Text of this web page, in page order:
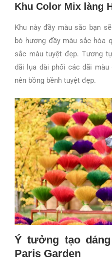
Khu Color Mix làng
Khu này đầy màu sắc bạn
bó hương đầy màu sắc hòa
sắc màu tuyệt đẹp. Tương
dãi lụa dài phối các dãi
nên bồng bềnh tuyệt đẹp.
Ý tưởng tạo
Paris Garden